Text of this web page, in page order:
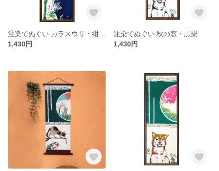
1,430円
注染てぬぐい 秋の窓・黒柴
1,430円